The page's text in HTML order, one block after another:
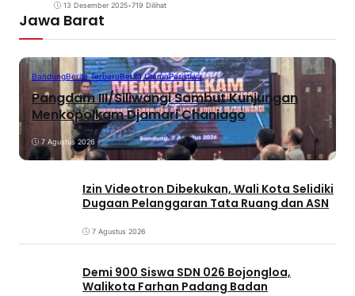
13 Desember 2025•719 Dilihat
Jawa Barat
BandungBerita TerbaruBerita UtamaPeristiwa
Pangdam III/Siliwangi Sambut Kunjungan
Menkopolkam Djamari Chaniago
7 Agustus 2026
Izin Videotron Dibekukan, Wali Kota Selidiki
Dugaan Pelanggaran Tata Ruang dan ASN
7 Agustus 2026
Demi 900 Siswa SDN 026 Bojongloa,
Walikota Farhan Padang Badan